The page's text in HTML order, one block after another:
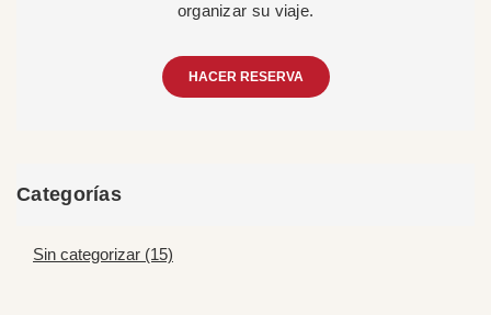
organizar su viaje.
HACER RESERVA
Categorías
Sin categorizar (15)